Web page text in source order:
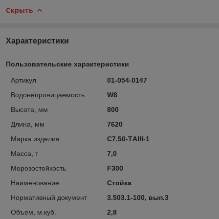
Скрыть
Характеристики
Пользовательские характеристики
Артикул
01-054-0147
Водонепроницаемость
W8
Высота, мм
800
Длина, мм
7620
Марка изделия
С7.50-ТAIII-1
Масса, т
7,0
Морозостойкость
F300
Наименование
Стойка
Нормативный документ
3.503.1-100, вып.3
Объем, м.куб.
2,8